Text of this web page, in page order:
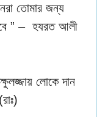
তোমার জন্য
” – হযরত আলী
লোকে দান